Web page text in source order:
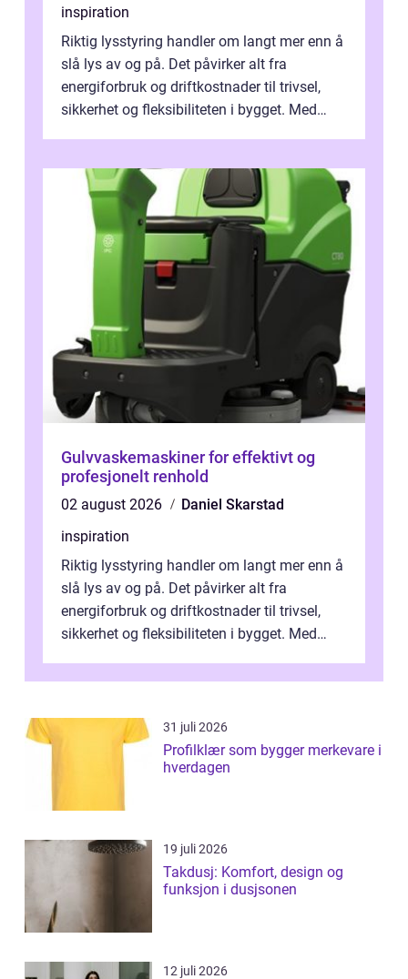
inspiration
Riktig lysstyring handler om langt mer enn å
slå lys av og på. Det påvirker alt fra
energiforbruk og driftkostnader til trivsel,
sikkerhet og fleksibiliteten i bygget. Med
Gulvvaskemaskiner for effektivt og
profesjonelt renhold
02 august 2026
Daniel Skarstad
inspiration
Riktig lysstyring handler om langt mer enn å
slå lys av og på. Det påvirker alt fra
energiforbruk og driftkostnader til trivsel,
sikkerhet og fleksibiliteten i bygget. Med
31 juli 2026
Profilklær som bygger merkevare i
hverdagen
19 juli 2026
Takdusj: Komfort, design og
funksjon i dusjsonen
12 juli 2026